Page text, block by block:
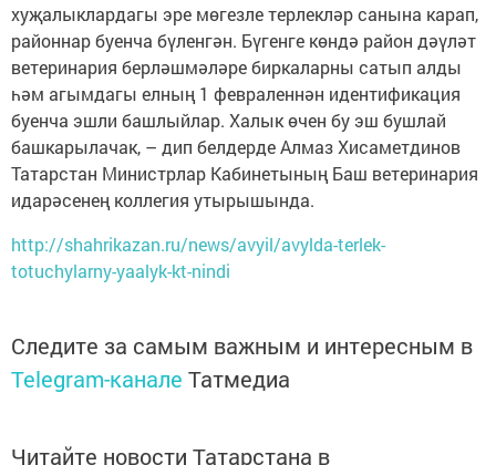
хуҗалыклардагы эре мөгезле терлекләр санына карап,
районнар буенча бүленгән. Бүгенге көндә район дәүләт
ветеринария берләшмәләре биркаларны сатып алды
һәм агымдагы елның 1 февраленнән идентификация
буенча эшли башлыйлар. Халык өчен бу эш бушлай
башкарылачак, – дип белдерде Алмаз Хисаметдинов
Татарстан Министрлар Кабинетының Баш ветеринария
идарәсенең коллегия утырышында.
http://shahrikazan.ru/news/avyil/avylda-terlek-
totuchylarny-yaalyk-kt-nindi
Следите за самым важным и интересным в
Telegram-канале Татмедиа
Читайте новости Татарстана в